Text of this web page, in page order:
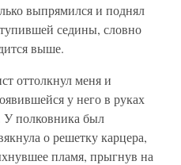
выпрямился и поднял
седины, словно
выше.
оттолкнул меня и
у него в руках
У полковника был
о решетку карцера,
пламя, прыгнув на